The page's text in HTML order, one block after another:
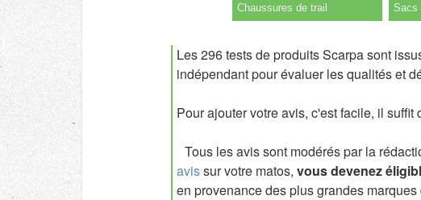
Chaussures de trail Sacs
Les 296 tests de produits Scarpa sont
indépendant pour évaluer les qualités et
Pour ajouter votre avis, c'est facile, il
Tous les avis sont modérés par la
avissur votre matos, vous devenez
en provenance des plus grandes marques